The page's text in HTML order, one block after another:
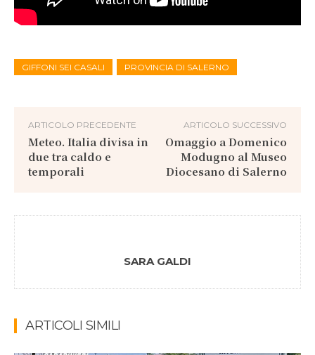
GIFFONI SEI CASALI PROVINCIA DI SALERNO
ARTICOLO PRECEDENTE
Meteo. Italia divisa in
due tra caldo e
temporali
ARTICOLO SUCCESSIVO
Omaggio a Domenico
Modugno al Museo
Diocesano di Salerno
SARA GALDI
ARTICOLI SIMILI